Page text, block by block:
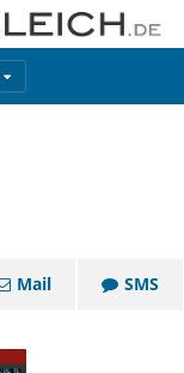
Mail SMS